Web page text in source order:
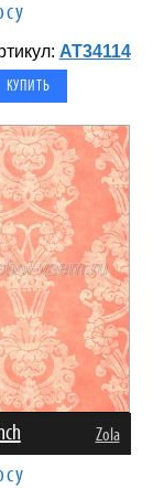
AT34114
Zola